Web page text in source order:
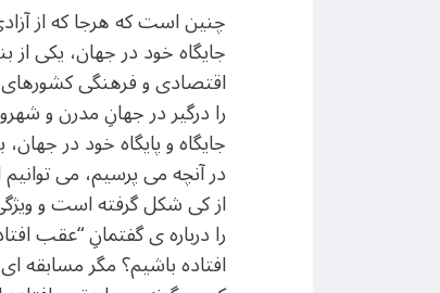
چنین است که هرجا که از
جایگاه خود در جهان، یکی
اقتصادی و فرهنگی
را درگیر در جهانِ مدرن و
جایگاه و پایگاه خود در
در آنچه می پرسیم، می
از کی شکل گرفته است و
را درباره ی گفتمانِ “عقب
افتاده باشیم؟ مگر مسابقه